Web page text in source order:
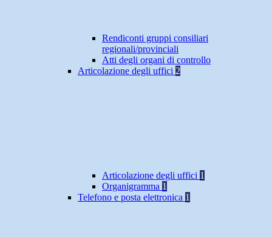
Rendiconti gruppi consiliari
regionali/provinciali
Atti degli organi di controllo
Articolazione degli uffici 2
Articolazione degli uffici 1
Organigramma 1
Telefono e posta elettronica 1